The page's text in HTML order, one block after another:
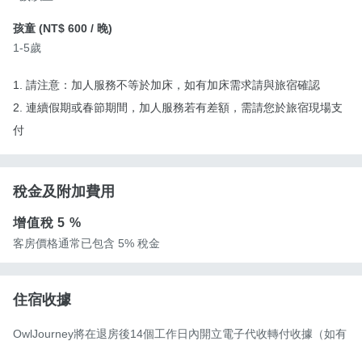
孩童 (NT$ 600 / 晚)
1-5歲
1. 請注意：加人服務不等於加床，如有加床需求請與旅宿確認
2. 連續假期或春節期間，加人服務若有差額，需請您於旅宿現場支
付
稅金及附加費用
增值稅5 %
客房價格通常已包含 5% 稅金
住宿收據
OwlJourney將在退房後14個工作日內開立電子代收轉付收據（如有